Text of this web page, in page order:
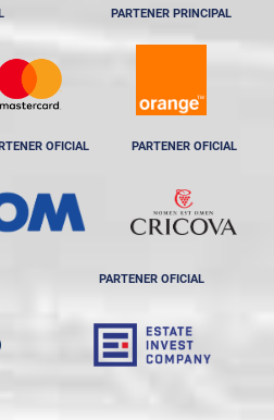
PARTENER PRINCIPAL
OFICIAL PARTENER OFICIAL
PARTENER OFICIAL